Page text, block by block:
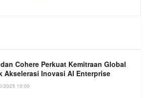
Cohere Perkuat Kemitraan Global
Akselerasi Inovasi AI Enterprise
2025 10:00